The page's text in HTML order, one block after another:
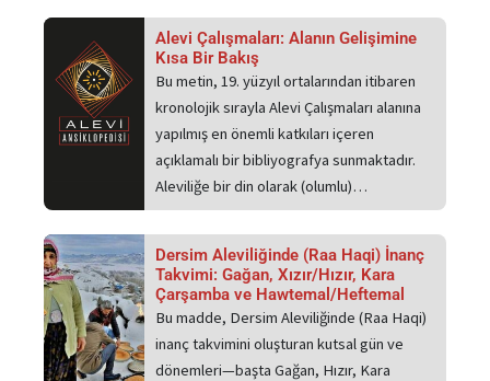
Alevi Çalışmaları: Alanın Gelişimine
Kısa Bir Bakış
Bu metin, 19. yüzyıl ortalarından itibaren
kronolojik sırayla Alevi Çalışmaları alanına
yapılmış en önemli katkıları içeren
açıklamalı bir bibliyografya sunmaktadır.
Aleviliğe bir din olarak (olumlu)…
Dersim Aleviliğinde (Raa Haqi) İnanç
Takvimi: Gağan, Xızır/Hızır, Kara
Çarşamba ve Hawtemal/Heftemal
Bu madde, Dersim Aleviliğinde (Raa Haqi)
inanç takvimini oluşturan kutsal gün ve
dönemleri—başta Gağan, Hızır, Kara